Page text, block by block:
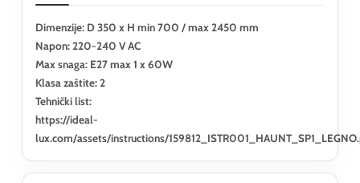
Dimenzije: D 350 x H min 700 / max 2450 mm
Napon: 220-240 V AC
Max snaga: E27 max 1 x 60W
Klasa zaštite: 2
Tehnički list:
https://ideal-
lux.com/assets/instructions/